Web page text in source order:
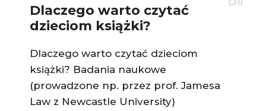
Dlaczego warto czytać
dzieciom książki?
0
Dlaczego warto czytać dzieciom
książki? Badania naukowe
(prowadzone np. przez prof. Jamesa
Law z Newcastle University)